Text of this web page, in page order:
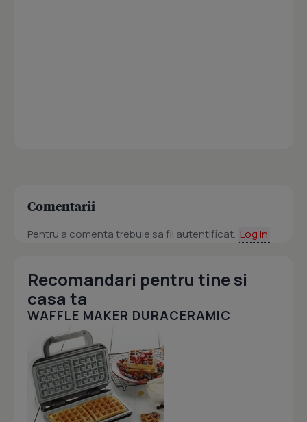
Comentarii
Pentru a comenta trebuie sa fii autentificat. Log in
Recomandari pentru tine si
casa ta
WAFFLE MAKER DURACERAMIC